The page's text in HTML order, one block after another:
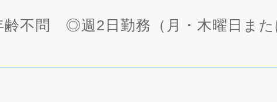
齢不問 ◎週2日勤務（月・木曜日ま